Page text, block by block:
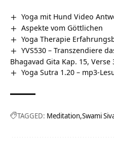
Yoga mit Hund Video
Aspekte vom Göttlichen
Yoga Therapie
YVS530 – Transzendiere
Bhagavad Gita Kap. 15, Verse
Yoga Sutra 1.20 – mp3-
TAGGED: Meditation Swami